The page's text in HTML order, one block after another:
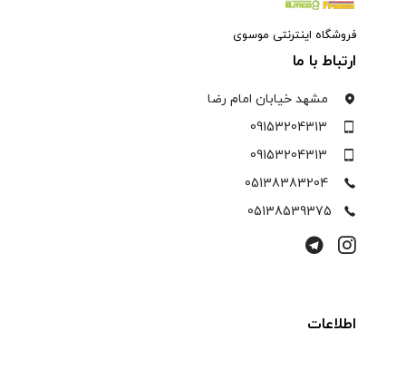
فروشگاه اینترنتی موسوی
ارتباط با ما
مشهد خیابان امام رضا
09153204313
09153204313
05138383204
05138539375
اطلاعات